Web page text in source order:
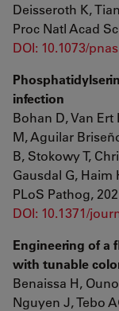
Deisseroth K,
Proc Natl Acad
DOI: 10.1073/
infection
Bohan D, Van
M, Aguilar
B, Stokowy T,
Gausdal G, Haim
PLoS Pathog,
DOI: 10.1371/
Engineering of a
with tunable
Benaissa H,
Nguyen J, Tebo